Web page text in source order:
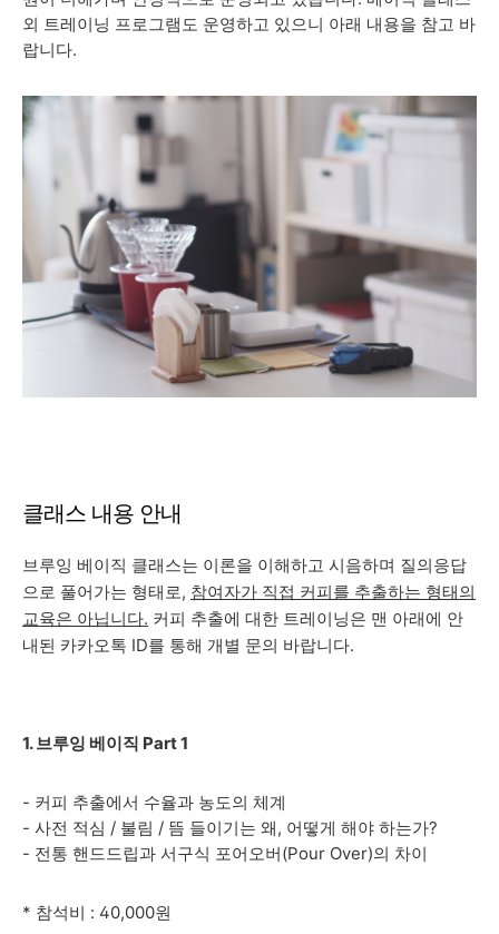
외 트레이닝 프로그램도 운영하고 있으니 아래 내용을 참고 바
랍니다.
클래스 내용 안내
브루잉 베이직 클래스는 이론을 이해하고 시음하며 질의응답
으로 풀어가는 형태로, 참여자가 직접 커피를 추출하는 형태의
교육은 아닙니다. 커피 추출에 대한 트레이닝은 맨 아래에 안
내된 카카오톡 ID를 통해 개별 문의 바랍니다.
1. 브루잉 베이직 Part 1
- 커피 추출에서 수율과 농도의 체계
- 사전 적심 / 불림 / 뜸 들이기는 왜, 어떻게 해야 하는가?
- 전통 핸드드립과 서구식 포어오버(Pour Over)의 차이
* 참석비 : 40,000원